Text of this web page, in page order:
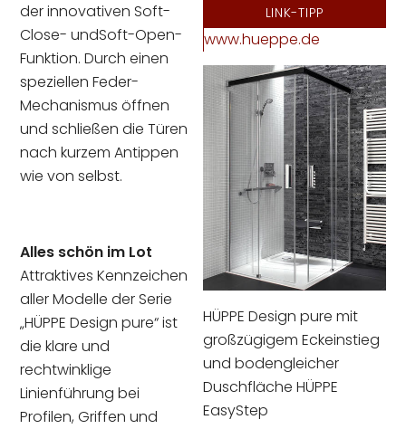
LINK-TIPP
www.hueppe.de
HÜPPE Design pure mit
großzügigem Eckeinstieg
und bodengleicher
Duschfläche HÜPPE
EasyStep
der innovativen Soft-
Close- undSoft-Open-
Funktion. Durch einen
speziellen Feder-
Mechanismus öffnen
und schließen die Türen
nach kurzem Antippen
wie von selbst.
Alles schön im Lot
Attraktives Kennzeichen
aller Modelle der Serie
„HÜPPE Design pure“ ist
die klare und
rechtwinklige
Linienführung bei
Profilen, Griffen und